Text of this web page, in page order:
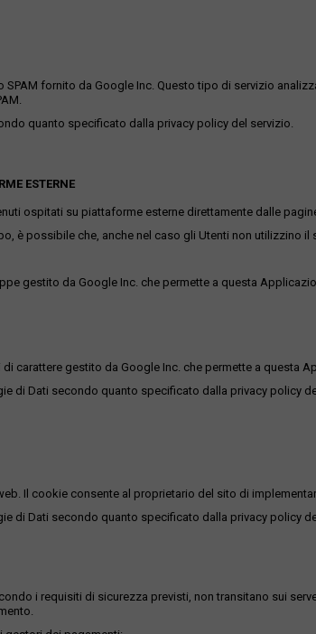
SPAM fornito da Google Inc. Questo tipo di servizio
quanto specificato dalla privacy policy del servizio.
ESTERNE
ospitati su piattaforme esterne direttamente dalle
è possibile che, anche nel caso gli Utenti non utilizzino
gestito da Google Inc. che permette a questa
carattere gestito da Google Inc. che permette a questa
di Dati secondo quanto specificato dalla privacy policy
Il cookie consente al proprietario del sito di
di Dati secondo quanto specificato dalla privacy policy
i requisiti di sicurezza previsti, non transitano sui